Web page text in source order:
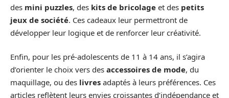
des mini puzzles, des kits de bricolage et des petits
jeux de société. Ces cadeaux leur permettront de
développer leur logique et de renforcer leur créativité.
Enfin, pour les pré-adolescents de 11 à 14 ans, il s’agira
d’orienter le choix vers des accessoires de mode, du
maquillage, ou des livres adaptés à leurs préférences. Ces
articles reflètent leurs envies croissantes d’indépendance et